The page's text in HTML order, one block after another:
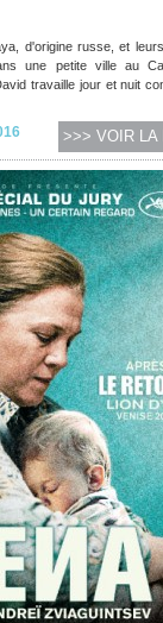
d'origine russe, et
une petite ville au
travaille jour et nuit
>>> VOIR LA